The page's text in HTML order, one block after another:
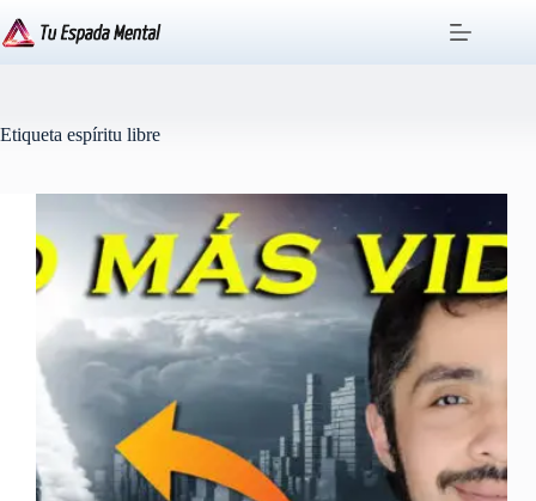
al
contenido
Etiqueta espíritu libre